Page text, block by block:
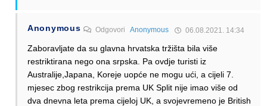
Anonymous OdgovoriAnonymous 06.08.2021. 14:34
Zaboravljate da su glavna hrvatska tržišta bila više
restriktirana nego ona srpska. Pa ovdje turisti iz
Australije,Japana, Koreje uopće ne mogu ući, a cijeli 7.
mjesec zbog restrikcija prema UK Split nije imao više od
dva dnevna leta prema cijeloj UK, a svojevremeno je British